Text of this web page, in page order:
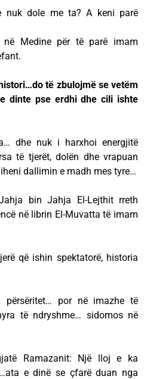
nuk dole me ta? A keni parë
Medine për të parë imam
të zbulojmë se vetëm
dinte pse erdhi dhe cili ishte
dhe nuk i harxhoi energjitë
të tjerët, dolën dhe vrapuan
dallimin e madh mes tyre…
bin Jahja El-Lejthit rreth
në librin El-Muvatta të imam
që ishin spektatorë, historia
përsëritet… por në imazhe të
të ndryshme… sidomos në
Ramazanit: Një lloj e ka
e dinë se çfarë duan nga